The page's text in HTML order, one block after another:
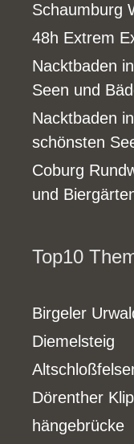
Schaumburg
48h Extrem
Nacktbaden
Seen und
Nacktbaden
schönsten
Coburg
und
Top10
Birgeler
Diemelsteig
Dörenther
hängebrücke